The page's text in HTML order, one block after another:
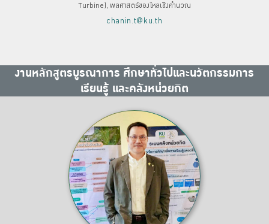
Turbine), พลศาสตร์ของไหลเชิงคำนวณ
chanin.t@ku.th
งานหลักสูตรบูรณาการ ศึกษาทั่วไปและนวัตกรรมการ
เรียนรู้ และคลังหน่วยกิต